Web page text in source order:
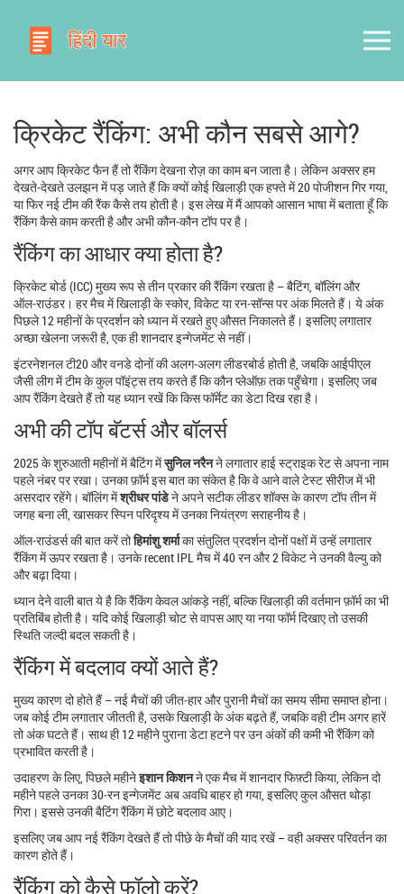
क्रिकेट रैंकिंग: अभी कौन सबसे आगे?
अगर आप क्रिकेट फैन हैं तो रैंकिंग देखना रोज़ का काम बन जाता है। लेकिन अक्सर हम
देखते‑देखते उलझन में पड़ जाते हैं कि क्यों कोई खिलाड़ी एक हफ्ते में 20 पोजीशन गिर गया,
या फिर नई टीम की रैंक कैसे तय होती है। इस लेख में मैं आपको आसान भाषा में बताता हूँ कि
रैंकिंग कैसे काम करती है और अभी कौन‑कौन टॉप पर है।
रैंकिंग का आधार क्या होता है?
क्रिकेट बोर्ड (ICC) मुख्य रूप से तीन प्रकार की रैंकिंग रखता है – बैटिंग, बॉलिंग और
ऑल‑राउंडर। हर मैच में खिलाड़ी के स्कोर, विकेट या रन‑सॉन्स पर अंक मिलते हैं। ये अंक
पिछले 12 महीनों के प्रदर्शन को ध्यान में रखते हुए औसत निकालते हैं। इसलिए लगातार
अच्छा खेलना जरूरी है, एक ही शानदार इन्गेजमेंट से नहीं।
इंटरनेशनल टी20 और वनडे दोनों की अलग‑अलग लीडरबोर्ड होती है, जबकि आईपीएल
जैसी लीग में टीम के कुल पॉइंट्स तय करते हैं कि कौन प्लेऑफ़ तक पहुँचेगा। इसलिए जब
आप रैंकिंग देखते हैं तो यह ध्यान रखें कि किस फॉर्मेट का डेटा दिख रहा है।
अभी की टॉप बॅटर्स और बॉलर्स
2025 के शुरुआती महीनों में बैटिंग मेंसुनिल नरैनने लगातार हाई स्ट्राइक रेट से अपना नाम
पहले नंबर पर रखा। उनका फ़ॉर्म इस बात का संकेत है कि वे आने वाले टेस्ट सीरीज में भी
असरदार रहेंगे। बॉलिंग मेंश्रीधर पांडेने अपने सटीक लीडर शॉक्स के कारण टॉप तीन में
जगह बना ली, खासकर स्पिन परिदृश्य में उनका नियंत्रण सराहनीय है।
ऑल‑राउंडर्स की बात करें तोहिमांशु शर्माका संतुलित प्रदर्शन दोनों पक्षों में उन्हें लगातार
रैंकिंग में ऊपर रखता है। उनके recent IPL मैच में 40 रन और 2 विकेट ने उनकी वैल्यु को
और बढ़ा दिया।
ध्यान देने वाली बात ये है कि रैंकिंग केवल आंकड़े नहीं, बल्कि खिलाड़ी की वर्तमान फ़ॉर्म का भी
प्रतिबिंब होती है। यदि कोई खिलाड़ी चोट से वापस आए या नया फॉर्म दिखाए तो उसकी
स्थिति जल्दी बदल सकती है।
रैंकिंग में बदलाव क्यों आते हैं?
मुख्य कारण दो होते हैं – नई मैचों की जीत‑हार और पुरानी मैचों का समय सीमा समाप्त होना।
जब कोई टीम लगातार जीतती है, उसके खिलाड़ी के अंक बढ़ते हैं, जबकि वही टीम अगर हारें
तो अंक घटते हैं। साथ ही 12 महीने पुराना डेटा हटने पर उन अंकों की कमी भी रैंकिंग को
प्रभावित करती है।
उदाहरण के लिए, पिछले महीनेइशान किशनने एक मैच में शानदार फिफ़्टी किया, लेकिन दो
महीने पहले उनका 30‑रन इन्गेजमेंट अब अवधि बाहर हो गया, इसलिए कुल औसत थोड़ा
गिरा। इससे उनकी बैटिंग रैंकिंग में छोटे बदलाव आए।
इसलिए जब आप नई रैंकिंग देखते हैं तो पीछे के मैचों की याद रखें – वही अक्सर परिवर्तन का
कारण होते हैं।
रैंकिंग को कैसे फॉलो करें?